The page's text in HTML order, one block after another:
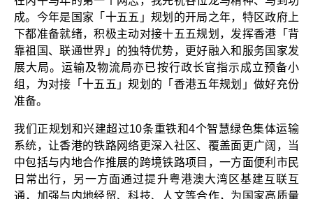
成。今年是国家「十五五」规划的开局之年，特区政府上
下都准备就绪，积极主动对接十五五规划，发挥香港「背
靠祖国、联通世界」的独特优势，更好融入和服务国家发
展大局。运输及物流局亦已按行政长官指示成立预备小
组，为对接「十五五」规划的「香港五年规划」做好充份
准备。
我们正规划和兴建超过10条重铁和4个智慧绿色集体运输
系统，让香港的铁路网络更深入社区、覆盖面更广阔，当
中包括与内地合作推展的跨境铁路项目，一方面便利市民
日常出行，另一方面通过提升粤港澳大湾区基建互联互
通，加强与内地经贸、科技、人文等合作，为国家高质量